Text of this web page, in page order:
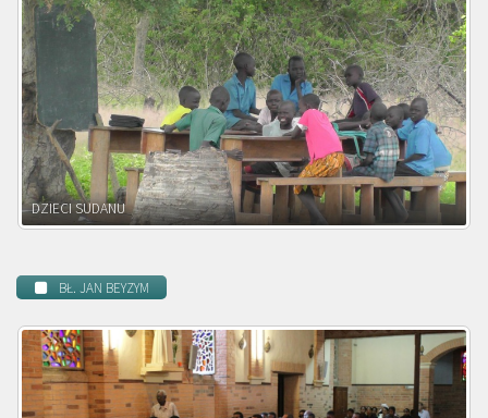
DZIECI ZAMBII
BŁ. JAN BEYZYM